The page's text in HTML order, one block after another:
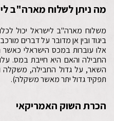
מה ניתן לשלוח מארה"ב
משלוח מארה"ב לישראל יכול
ביגוד ובין אן מדובר על דברים
אלו עוברות במכס הישראלי
החבילה והאם היא חייבת במס.
השאר, על גדול החבילה,
תפקיד גדול יתר מאשר משקלה).
הכרת השוק האמריקאי